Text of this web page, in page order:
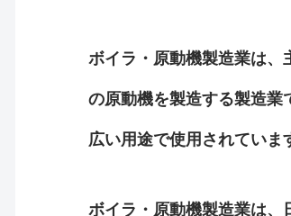
ボイラ・原動機製造業は、
の原動機を製造する製造業
広い用途で使用されていま
ボイラ・原動機製造業は、